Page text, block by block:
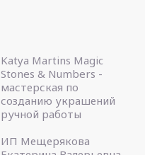
Katya Martins Magic
Stones & Numbers -
мастерская по
созданию украшений
ручной работы
ИП Мещерякова